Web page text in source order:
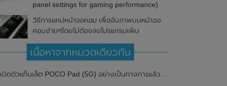
panel settings for gaming performance)
วิธีการแคปหน้าจอคอม เพื่อจับภาพบนหน้าจอ
คอมง่ายๆโดยไม่ต้องลงโปรแกรมเพิ่ม
เนื้อหาจากหมวดเดียวกัน
เปิดตัวแท็บเล็ต POCO Pad (5G) อย่างเป็นทางการแล้วในประเทศอินเดีย มาพร้อมชิปเซ็ต Snapdragon 7s Gen 2 ของ Qualcomm และรองรับเครือข่าย 5G